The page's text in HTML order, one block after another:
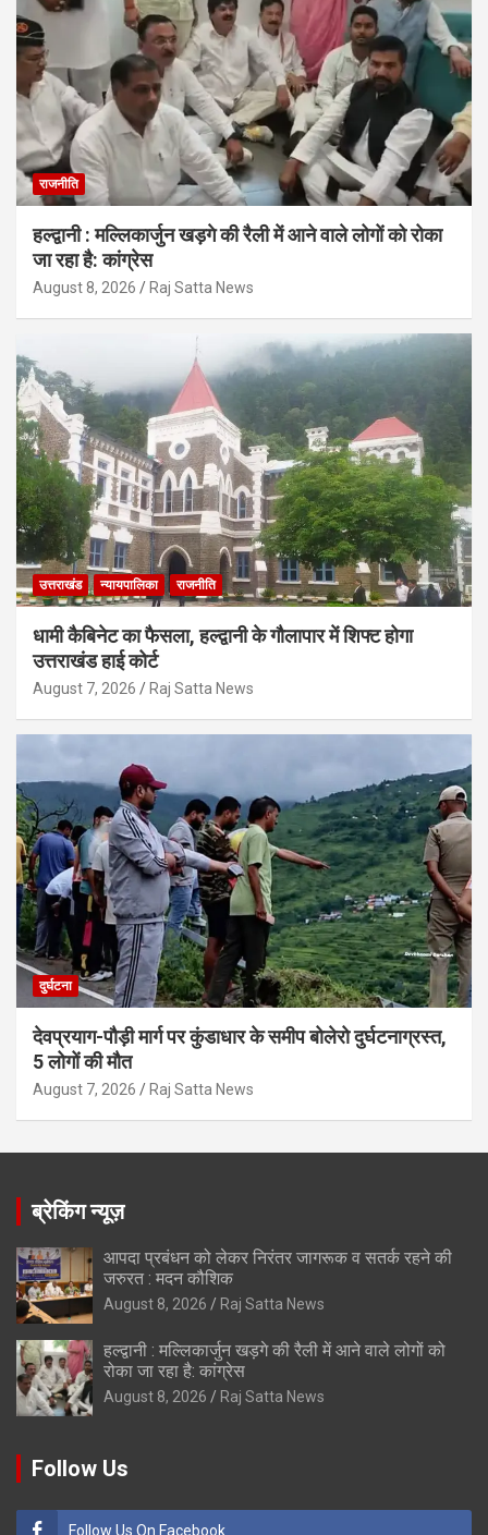
राजनीति
हल्द्वानी : मल्लिकार्जुन खड़गे की रैली में आने वाले लोगों को रोका
जा रहा है: कांग्रेस
August 8, 2026 Raj Satta News
उत्तराखंड न्यायपालिका राजनीति
धामी कैबिनेट का फैसला, हल्द्वानी के गौलापार में शिफ्ट होगा
उत्तराखंड हाई कोर्ट
August 7, 2026 Raj Satta News
दुर्घटना
देवप्रयाग-पौड़ी मार्ग पर कुंडाधार के समीप बोलेरो दुर्घटनाग्रस्त,
5 लोगों की मौत
August 7, 2026 Raj Satta News
ब्रेकिंग न्यूज़
आपदा प्रबंधन को लेकर निरंतर जागरूक व सतर्क रहने की
जरुरत : मदन कौशिक
August 8, 2026 Raj Satta News
हल्द्वानी : मल्लिकार्जुन खड़गे की रैली में आने वाले लोगों को
रोका जा रहा है: कांग्रेस
August 8, 2026 Raj Satta News
Follow Us
Follow Us On Facebook